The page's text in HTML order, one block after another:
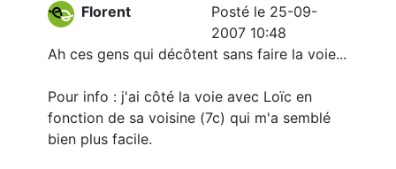
Florent
Posté le 25-09-
2007 10:48
Ah ces gens qui décôtent sans faire la voie...
Pour info : j'ai côté la voie avec Loïc en
fonction de sa voisine (7c) qui m'a semblé
bien plus facile.